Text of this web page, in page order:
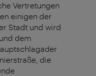
Vertretungen
einigen der
Stadt und wird
dem
die